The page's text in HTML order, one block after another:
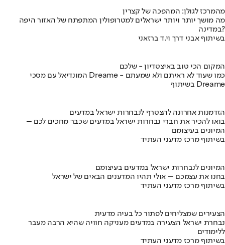
מהמרכז לגולן: המהפכה של קצרין
מה מושך יותר ויותר ישראלים למטרופולין המתפתח של האזור היפה
במדינה?
בשיתוף אבני דרך וי.ד ברזאני
המקום הכי טוב באיצטדיון - שלכם
המונדיאל עם מסכי Dreame - כמו שעוד לא ראיתם ולא שמעתם
בשיתוף Dreame
הזדמנות אחרונה להצטרף לנבחרות ישראל במדעים
בואו להכיר את חברי נבחרות ישראל במדעים שכבר מחכים לכם –
המיונים בעיצומם
בשיתוף מרכז מדעני העתיד
המיונים לנבחרות ישראל במדעים בעיצומם
בחנו את עצמכם – אולי תהיו המדענים הבאים של ישראל
בשיתוף מרכז מדעני העתיד
הצעירים שמצליחים לפתור כל בעיה מדעית
נבחרת ישראל הצעירה במדעים מעניקה חוויה שהיא הרבה מעבר
ללימודים
בשיתוף מרכז מדעני העתיד